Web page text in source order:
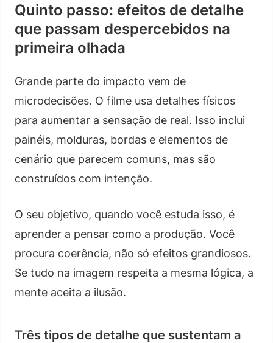
Quinto passo: efeitos de detalhe
que passam despercebidos na
primeira olhada
Grande parte do impacto vem de
microdecisões. O filme usa detalhes físicos
para aumentar a sensação de real. Isso inclui
painéis, molduras, bordas e elementos de
cenário que parecem comuns, mas são
construídos com intenção.
O seu objetivo, quando você estuda isso, é
aprender a pensar como a produção. Você
procura coerência, não só efeitos grandiosos.
Se tudo na imagem respeita a mesma lógica, a
mente aceita a ilusão.
Três tipos de detalhe que sustentam a